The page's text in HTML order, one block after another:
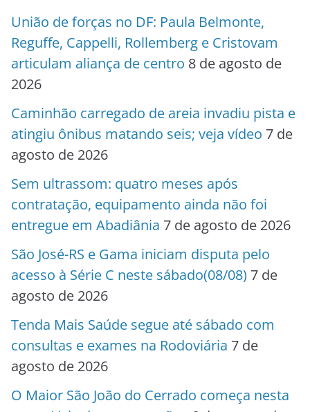
União de forças no DF: Paula Belmonte,
Reguffe, Cappelli, Rollemberg e Cristovam
articulam aliança de centro 8 de agosto de
2026
Caminhão carregado de areia invadiu pista e
atingiu ônibus matando seis; veja vídeo 7 de
agosto de 2026
Sem ultrassom: quatro meses após
contratação, equipamento ainda não foi
entregue em Abadiânia 7 de agosto de 2026
São José-RS e Gama iniciam disputa pelo
acesso à Série C neste sábado(08/08) 7 de
agosto de 2026
Tenda Mais Saúde segue até sábado com
consultas e exames na Rodoviária 7 de
agosto de 2026
O Maior São João do Cerrado começa nesta